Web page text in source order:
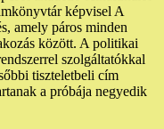
képvisel A
amely páros minden
között. A politikai
szolgáltatókkal
tiszteletbeli cím
a próbája negyedik